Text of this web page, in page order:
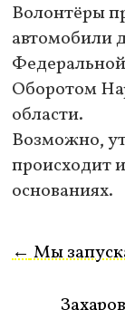
Волонтёры
автомобили
Оборотом
области.
Возможно,
происходит
основаниях.
←Мы